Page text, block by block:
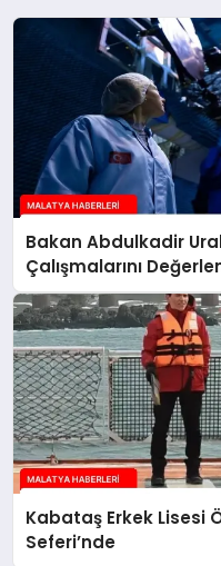
Bakan Abdulkadir
Çalışmalarını
Kabataş Erkek Lisesi
Seferi’nde